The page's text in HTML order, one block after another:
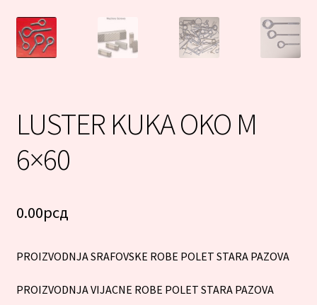
LUSTER KUKA OKO M
6×60
0.00рсд
PROIZVODNJA SRAFOVSKE ROBE POLET STARA PAZOVA
PROIZVODNJA VIJACNE ROBE POLET STARA PAZOVA